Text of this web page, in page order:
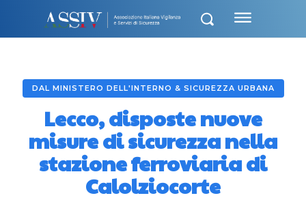
DAL MINISTERO DELL'INTERNO & SICUREZZA URBANA
Lecco, disposte nuove
misure di sicurezza nella
stazione ferroviaria di
Calolziocorte